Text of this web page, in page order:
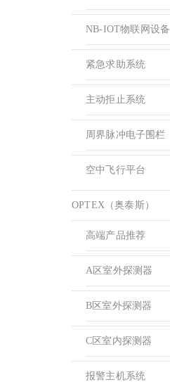
NB-IOT物联网设备
紧急求助系统
主动拒止系统
周界脉冲电子围栏
空中飞行平台
OPTEX（奥泰斯）
高端产品推荐
A区室外探测器
B区室外探测器
C区室内探测器
报警主机系统